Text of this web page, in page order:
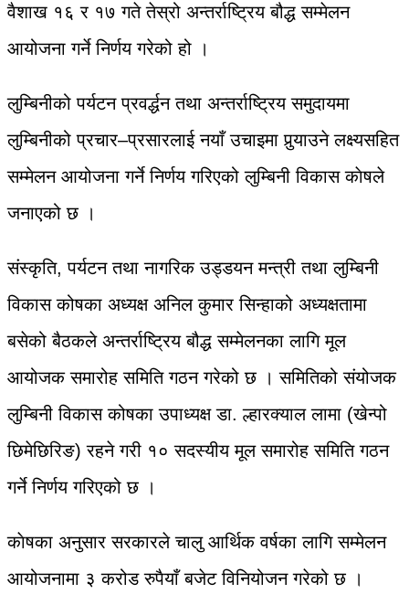
वैशाख १६ र १७ गते तेस्रो अन्तर्राष्ट्रिय बौद्ध सम्मेलन
आयोजना गर्ने निर्णय गरेको हो ।
लुम्बिनीको पर्यटन प्रवर्द्धन तथा अन्तर्राष्ट्रिय समुदायमा
लुम्बिनीको प्रचार–प्रसारलाई नयाँ उचाइमा पुर्‍याउने लक्ष्यसहित
सम्मेलन आयोजना गर्ने निर्णय गरिएको लुम्बिनी विकास काेषले
जनाएको छ ।
संस्कृति, पर्यटन तथा नागरिक उड्डयन मन्त्री तथा लुम्बिनी
विकास कोषका अध्यक्ष अनिल कुमार सिन्हाको अध्यक्षतामा
बसेको बैठकले अन्तर्राष्ट्रिय बौद्ध सम्मेलनका लागि मूल
आयोजक समारोह समिति गठन गरेको छ । समितिको संयोजक
लुम्बिनी विकास कोषका उपाध्यक्ष डा. ल्हारक्याल लामा (खेन्पो
छिमेछिरिङ) रहने गरी १० सदस्यीय मूल समारोह समिति गठन
गर्ने निर्णय गरिएको छ ।
काेषका अनुसार सरकारले चालु आर्थिक वर्षका लागि सम्मेलन
आयोजनामा ३ करोड रुपैयाँ बजेट विनियोजन गरेको छ ।